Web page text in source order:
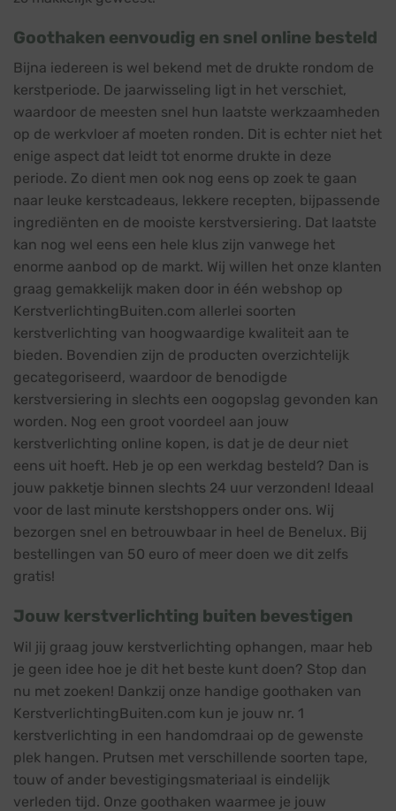
Goothaken eenvoudig en snel online besteld
Bijna iedereen is wel bekend met de drukte rondom de
kerstperiode. De jaarwisseling ligt in het verschiet,
waardoor de meesten snel hun laatste werkzaamheden
op de werkvloer af moeten ronden. Dit is echter niet het
enige aspect dat leidt tot enorme drukte in deze
periode. Zo dient men ook nog eens op zoek te gaan
naar leuke kerstcadeaus, lekkere recepten, bijpassende
ingrediënten en de mooiste kerstversiering. Dat laatste
kan nog wel eens een hele klus zijn vanwege het
enorme aanbod op de markt. Wij willen het onze klanten
graag gemakkelijk maken door in één webshop op
KerstverlichtingBuiten.com allerlei soorten
kerstverlichting van hoogwaardige kwaliteit aan te
bieden. Bovendien zijn de producten overzichtelijk
gecategoriseerd, waardoor de benodigde
kerstversiering in slechts een oogopslag gevonden kan
worden. Nog een groot voordeel aan jouw
kerstverlichting online kopen, is dat je de deur niet
eens uit hoeft. Heb je op een werkdag besteld? Dan is
jouw pakketje binnen slechts 24 uur verzonden! Ideaal
voor de last minute kerstshoppers onder ons. Wij
bezorgen snel en betrouwbaar in heel de Benelux. Bij
bestellingen van 50 euro of meer doen we dit zelfs
gratis!
Jouw kerstverlichting buiten bevestigen
Wil jij graag jouw kerstverlichting ophangen, maar heb
je geen idee hoe je dit het beste kunt doen? Stop dan
nu met zoeken! Dankzij onze handige goothaken van
KerstverlichtingBuiten.com kun je jouw nr. 1
kerstverlichting in een handomdraai op de gewenste
plek hangen. Prutsen met verschillende soorten tape,
touw of ander bevestigingsmateriaal is eindelijk
verleden tijd. Onze goothaken waarmee je jouw